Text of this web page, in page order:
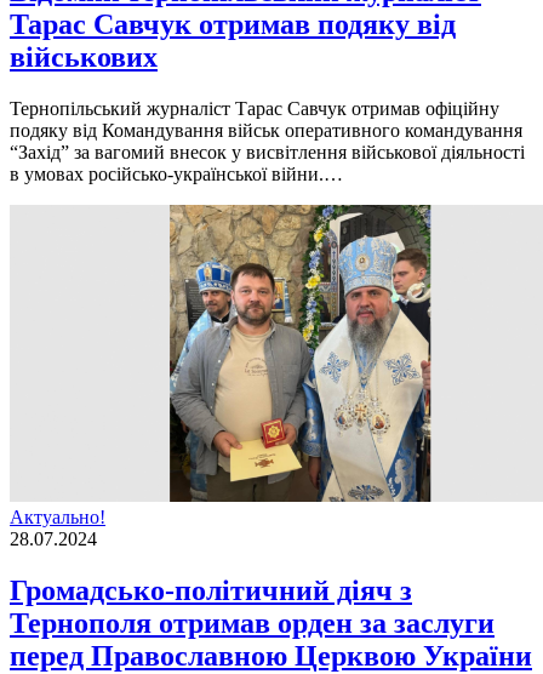
Тарас Савчук отримав подяку від
військових
Тернопільський журналіст Тарас Савчук отримав офіційну
подяку від Командування військ оперативного командування
“Захід” за вагомий внесок у висвітлення військової діяльності
в умовах російсько-української війни.…
Актуально!
28.07.2024
Громадсько-політичний діяч з
Тернополя отримав орден за заслуги
перед Православною Церквою України